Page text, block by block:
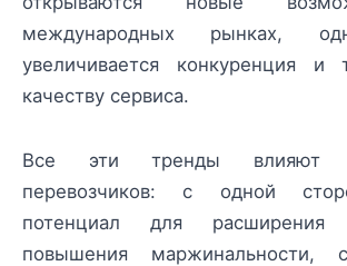
международных рынках,
увеличивается конкуренция и
качеству сервиса.
Все эти тренды влияют
перевозчиков: с одной
потенциал для
повышения